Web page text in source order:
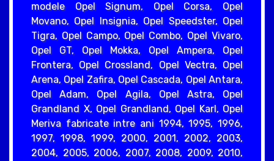
modele Opel Signum, Opel Corsa, Opel
Movano, Opel Insignia, Opel Speedster, Opel
Tigra, Opel Campo, Opel Combo, Opel Vivaro,
Opel GT, Opel Mokka, Opel Ampera, Opel
Frontera, Opel Crossland, Opel Vectra, Opel
Arena, Opel Zafira, Opel Cascada, Opel Antara,
Opel Adam, Opel Agila, Opel Astra, Opel
Grandland X, Opel Grandland, Opel Karl, Opel
Meriva fabricate intre ani 1994, 1995, 1996,
1997, 1998, 1999, 2000, 2001, 2002, 2003,
2004, 2005, 2006, 2007, 2008, 2009, 2010,